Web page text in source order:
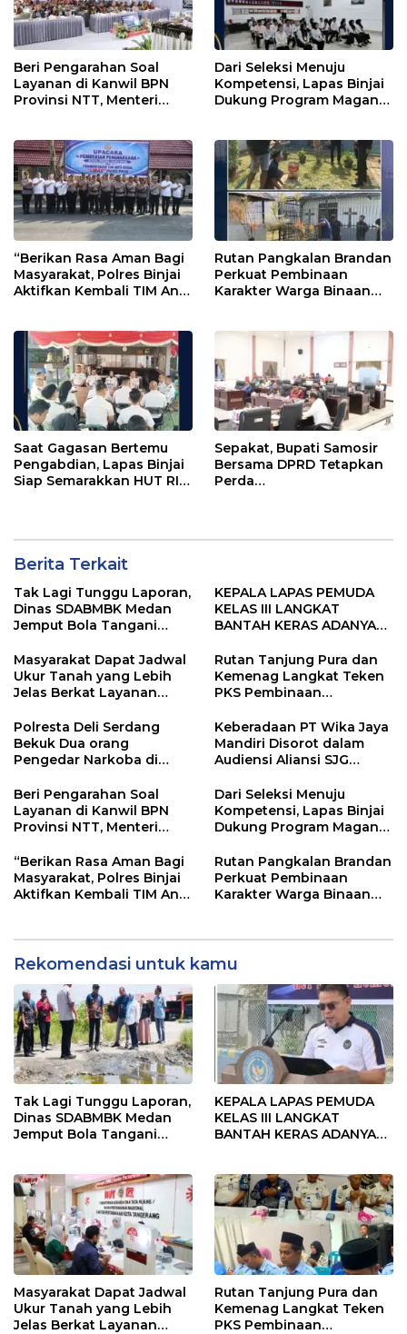
Beri Pengarahan Soal
Layanan di Kanwil BPN
Provinsi NTT, Menteri
Dari Seleksi Menuju
Kompetensi, Lapas Binjai
Dukung Program Magang
“Berikan Rasa Aman Bagi
Masyarakat, Polres Binjai
Aktifkan Kembali TIM Anti
Rutan Pangkalan Brandan
Perkuat Pembinaan
Karakter Warga Binaan
Saat Gagasan Bertemu
Pengabdian, Lapas Binjai
Siap Semarakkan HUT RI
Sepakat, Bupati Samosir
Bersama DPRD Tetapkan
Perda
Berita Terkait
Tak Lagi Tunggu Laporan,
Dinas SDABMBK Medan
Jemput Bola Tangani
KEPALA LAPAS PEMUDA
KELAS III LANGKAT
BANTAH KERAS ADANYA
SELALU DITUTUPI
TENTANG SINDIKAT
PENIPU PENJUALAN EMAS
Masyarakat Dapat Jadwal
Ukur Tanah yang Lebih
Jelas Berkat Layanan
Rutan Tanjung Pura dan
Kemenag Langkat Teken
PKS Pembinaan
Polresta Deli Serdang
Bekuk Dua orang
Pengedar Narkoba di
Keberadaan PT Wika Jaya
Mandiri Disorot dalam
Audiensi Aliansi SJG
Beri Pengarahan Soal
Layanan di Kanwil BPN
Provinsi NTT, Menteri
Pandang Masyarakat
Dari Seleksi Menuju
Kompetensi, Lapas Binjai
Dukung Program Magang
“Berikan Rasa Aman Bagi
Masyarakat, Polres Binjai
Aktifkan Kembali TIM Anti
Rutan Pangkalan Brandan
Perkuat Pembinaan
Karakter Warga Binaan
Rekomendasi untuk kamu
Tak Lagi Tunggu Laporan,
Dinas SDABMBK Medan
Jemput Bola Tangani
KEPALA LAPAS PEMUDA
KELAS III LANGKAT
BANTAH KERAS ADANYA
TENTANG SINDIKAT
PENIPU PENJUALAN EMAS
Masyarakat Dapat Jadwal
Ukur Tanah yang Lebih
Jelas Berkat Layanan
Rutan Tanjung Pura dan
Kemenag Langkat Teken
PKS Pembinaan